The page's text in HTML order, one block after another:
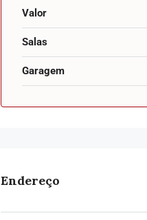
Valor
Salas
Garagem
Endereço
301,